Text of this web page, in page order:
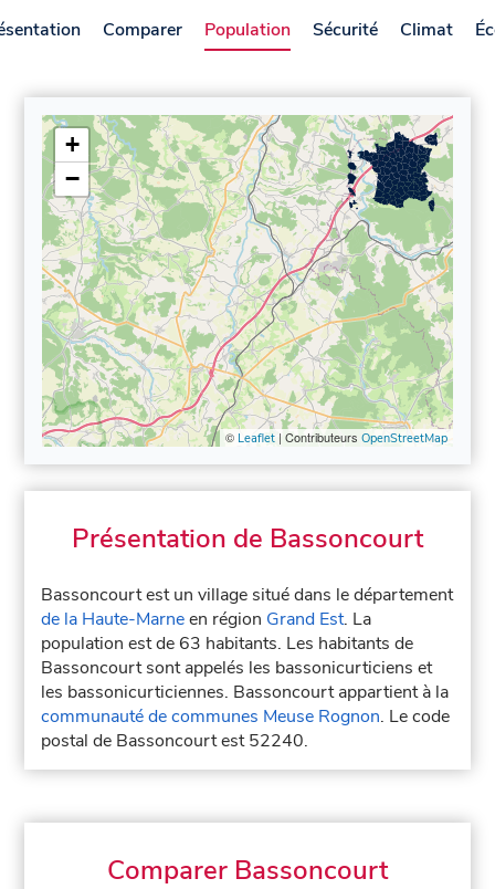
Comparer Population Sécurité Climat
+
−
© Leaflet| Contributeurs OpenStreetMap
Présentation de Bassoncourt
Bassoncourt est un village situé dans le département
de la Haute-Marneen région Grand Est. La
population est de 63 habitants. Les habitants de
Bassoncourt sont appelés les bassonicurticiens et
les bassonicurticiennes. Bassoncourt appartient à la
communauté de communes Meuse Rognon. Le code
postal de Bassoncourt est 52240.
Comparer Bassoncourt